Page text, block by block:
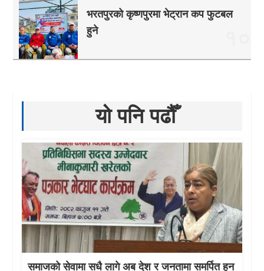
भरतपुरको कृष्णपुरमा भेट्रान कप फुटबल
हुने
यो पनि पढौँ
समाजको सेवामा सधै लागे अब देश र जनतामा समर्पित हुन